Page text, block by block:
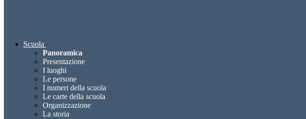
Scuola
Panoramica
Presentazione
I luoghi
Le persone
I numeri della scuola
Le carte della scuola
Organizzazione
La storia